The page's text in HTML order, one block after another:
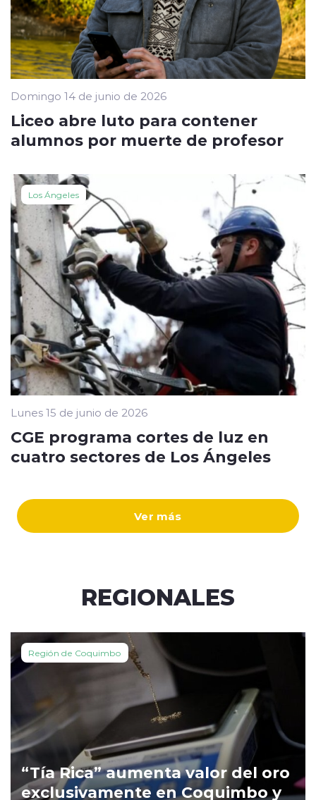
Ver más
Domingo 14 de junio de 2026
Liceo abre luto para contener
alumnos por muerte de profesor
Los Ángeles
Lunes 15 de junio de 2026
CGE programa cortes de luz en
cuatro sectores de Los Ángeles
REGIONALES
Región de Coquimbo
“Tía Rica” aumenta valor del oro
exclusivamente en Coquimbo y